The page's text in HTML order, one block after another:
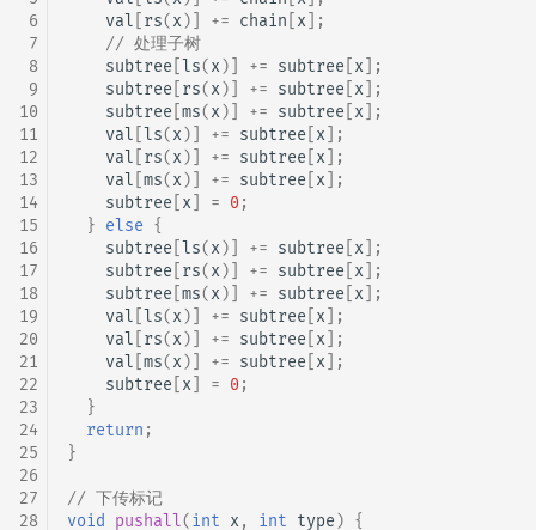
6
7
8
9
10
11
12
13
14
15
16
17
18
19
20
21
22
23
24
25
26
27
28
val rs(x)] += chain x ];
// 处理子树
subtree ls(x)] += subtree x ];
subtree rs(x)] += subtree x ];
subtree ms(x)] += subtree x ];
val ls(x)] += subtree x ];
val rs(x)] += subtree x ];
val ms(x)] += subtree x ];
subtree x = 0;
} else {
subtree ls(x)] += subtree x ];
subtree rs(x)] += subtree x ];
subtree ms(x)] += subtree x ];
val ls(x)] += subtree x ];
val rs(x)] += subtree x ];
val ms(x)] += subtree x ];
subtree x = 0;
}
return ;
}
// 下传标记
void
pushall(int x, int type) {